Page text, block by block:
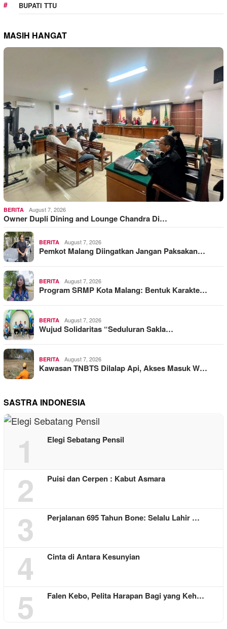
BUPATI TTU
MASIH HANGAT
BERITA August 7, 2026
Owner Dupli Dining and Lounge Chandra Di…
BERITA August 7, 2026
Pemkot Malang Diingatkan Jangan Paksakan…
BERITA August 7, 2026
Program SRMP Kota Malang: Bentuk Karakte…
BERITA August 7, 2026
Wujud Solidaritas “Seduluran Sakla…
BERITA August 7, 2026
Kawasan TNBTS Dilalap Api, Akses Masuk W…
SASTRA INDONESIA
1 Elegi Sebatang Pensil
2 Puisi dan Cerpen : Kabut Asmara
3 Perjalanan 695 Tahun Bone: Selalu Lahir …
4 Cinta di Antara Kesunyian
5 Falen Kebo, Pelita Harapan Bagi yang Keh…